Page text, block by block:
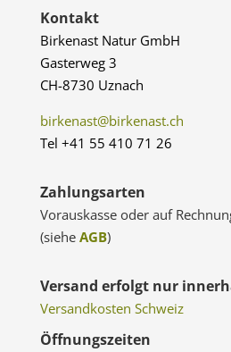
Kontakt
Birkenast Natur GmbH
Gasterweg 3
CH-8730 Uznach
birkenast@birkenast.ch
Tel +41 55 410 71 26
Zahlungsarten
Vorauskasse oder auf
(siehe AGB)
Versand erfolgt nur
Versandkosten Schweiz
Öffnungszeiten